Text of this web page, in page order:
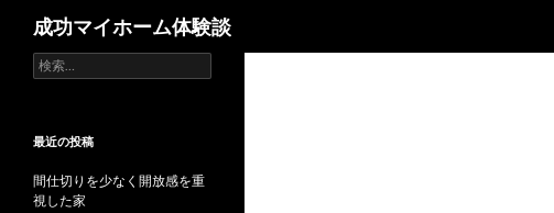
成功マイホーム体験談
検
索
最近の投稿
間仕切りを少なく開放感を重
視した家